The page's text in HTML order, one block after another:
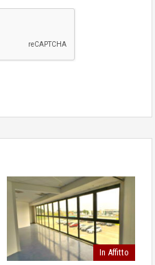
In Affitto